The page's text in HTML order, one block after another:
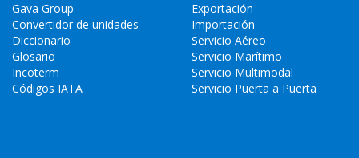
Gava Group
Convertidor de unidades
Diccionario
Glosario
Incoterm
Códigos IATA
Exportación
Importación
Servicio Aéreo
Servicio Marítimo
Servicio Multimodal
Servicio Puerta a Puerta